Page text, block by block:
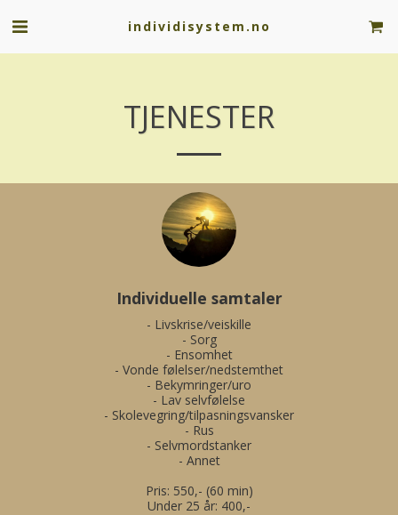
individisystem.no
TJENESTER
Individuelle samtaler
- Livskrise/veiskille
- Sorg
- Ensomhet
- Vonde følelser/nedstemthet
- Bekymringer/uro
- Lav selvfølelse
- Skolevegring/tilpasningsvansker
- Rus
- Selvmordstanker
- Annet
Pris: 550,- (60 min)
Under 25 år: 400,-